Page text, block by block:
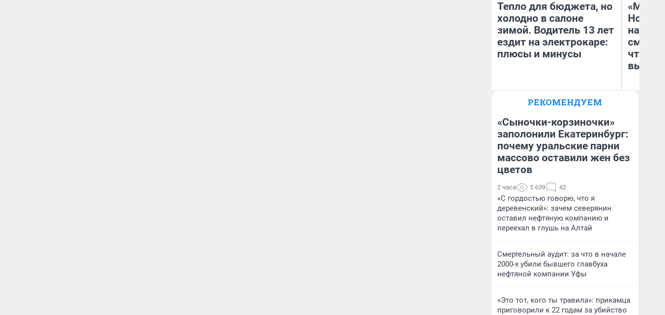
Тепло для бюджета, но
холодно в салоне
зимой. Водитель 13 лет
ездит на электрокаре:
плюсы и минусы
Денис Дедюхин
«Мы
чтобы
РЕКОМЕНДУЕМ
«Сыночки-корзиночки»
заполонили Екатеринбург:
почему уральские парни
массово оставили жен без
цветов
2 часа 5 639 42
«С гордостью говорю, что я
деревенский»: зачем северянин
оставил нефтяную компанию и
переехал в глушь на Алтай
Смертельный аудит: за что в начале
2000-х убили бывшего главбуха
нефтяной компании Уфы
«Это тот, кого ты травила»: прикамца
приговорили к 22 годам за убийство